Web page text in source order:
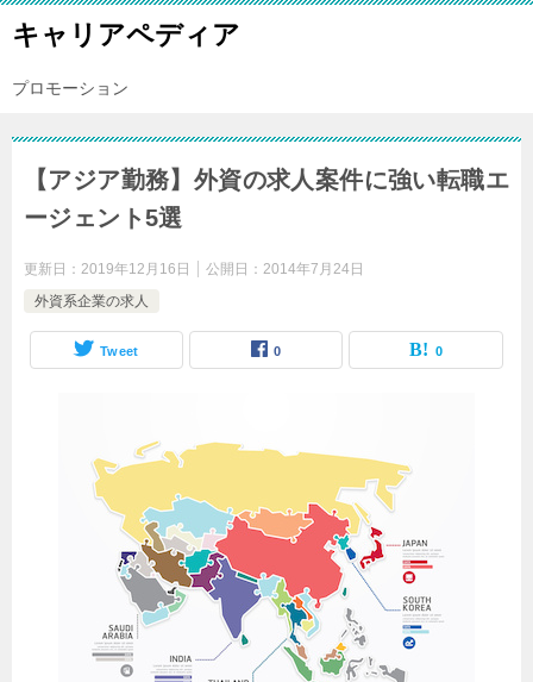
キャリアペディア
プロモーション
【アジア勤務】外資の求人案件に強い転職エ
ージェント5選
更新日： 2019年12月16日 公開日： 2014年7月24日
外資系企業の求人
Tweet 0 0